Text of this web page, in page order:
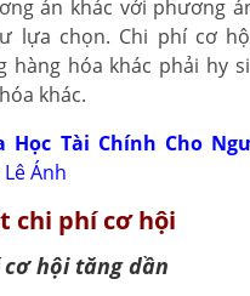
án khác với phương
lựa chọn. Chi phí cơ
hàng hóa khác phải hy
khác.
Học Tài Chính Cho
Ánh
chi phí cơ hội
hội tăng dần